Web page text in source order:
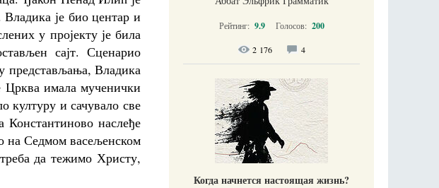
Владика је био центар и
у пројекту је била
сајт. Сценарио
представљања, Владика
Црква имала мученички
културу и сачувало све
Константиново наслеђе
на Седмом васељенском
да тежимо Христу,
Рейтинг: 9.9 Голосов: 200
2 176 4
Когда начнется настоящая жизнь?